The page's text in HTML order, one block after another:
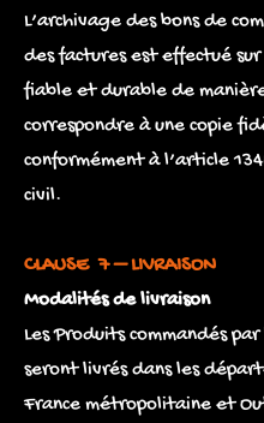
L’archivage des bons de
des factures est effectué
fiable et durable de
correspondre à une copie
conformément à l’article
civil.
CLAUSE 7 – LIVRAISON
Modalités de livraison
Les Produits commandés
seront livrés dans les
France métropolitaine et